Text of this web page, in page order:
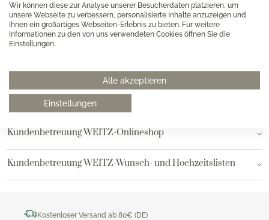
Wir können diese zur Analyse unserer Besucherdaten platzieren, um
unsere Webseite zu verbessern, personalisierte Inhalte anzuzeigen und
Ihnen ein großartiges Webseiten-Erlebnis zu bieten. Für weitere
Informationen zu den von uns verwendeten Cookies öffnen Sie die
Einstellungen.
Alle akzeptieren
Einstellungen
Hannover
Hamburg am Neuen Wall
Hamburg AEZ
Kundenbetreuung WEITZ-Onlineshop
Kundenbetreuung WEITZ-Wunsch- und Hochzeitslisten
Kostenloser Versand ab 80€ (DE)